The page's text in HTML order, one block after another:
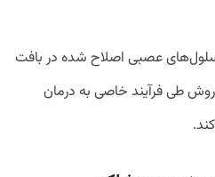
سلول‌های عصبی اصلاح شده در بافت
روش طی فرآیند خاصی به درمان